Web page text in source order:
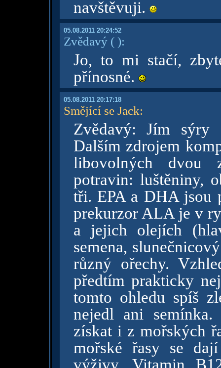
navštěvuji.
05.08.2011 20:24:52
Zvědavý( ):
Jo, to mi stačí,
přínosné.
05.08.2011 20:17:18
Smějící se Jack:
Zvědavý: Jím sýry
Dalším zdrojem
libovolných dvou
potravin: luštěniny,
tři. EPA a DHA jsou
prekurzor ALA je v
a jejich olejích
semena,
různý ořechy.
předtím prakticky
tomto ohledu spíš
nejedl ani
získat i z mořských
mořské řasy se